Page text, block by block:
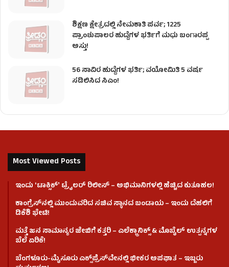
ಶಿಕ್ಷಣ ಕ್ಷೇತ್ರದಲ್ಲಿ ನೇಮಕಾತಿ ಪರ್ವ; 1225
ಪ್ರಾಂಶುಪಾಲರ ಹುದ್ದೆಗಳ ಭರ್ತಿಗೆ ಮಧು ಬಂಗಾರಪ್ಪ
ಅಸ್ತು!
56 ಸಾವಿರ ಹುದ್ದೆಗಳ ಭರ್ತಿ; ವಯೋಮಿತಿ 5 ವರ್ಷ
ಸಡಿಲಿಸಿದ ಸಿಎಂ!
Most Viewed Posts
ಇಂದು ʻಟಾಕ್ಸಿಕ್ʼ ಟ್ರೈಲರ್ ರಿಲೀಸ್‌ – ಅಭಿಮಾನಿಗಳಲ್ಲಿ ಹೆಚ್ಚಿದ ಕುತೂಹಲ!
ಕಾಂಗ್ರೆಸ್​ನಲ್ಲಿ ಮುಂದುವರಿದ ಸಚಿವ ಸ್ಥಾನದ ಬಂಡಾಯ – ಇಂದು ದೆಹಲಿಗೆ
ಡಿಕೆಶಿ ಭೇಟಿ!
ಮತ್ತೆ ಜನ ಸಾಮಾನ್ಯರ ಜೇಬಿಗೆ ಕತ್ತರಿ – ಎಲೆಕ್ಟ್ರಾನಿಕ್ಸ್ & ಮೊಬೈಲ್ ಉತ್ಪನ್ನಗಳ
ಬೆಲೆ ಏರಿಕೆ!
ಬೆಂಗಳೂರು-ಮೈಸೂರು ಎಕ್ಸ್‌ಪ್ರೆಸ್‌ವೇನಲ್ಲಿ ಭೀಕರ ಅಪಘಾತ – ಇಬ್ಬರು